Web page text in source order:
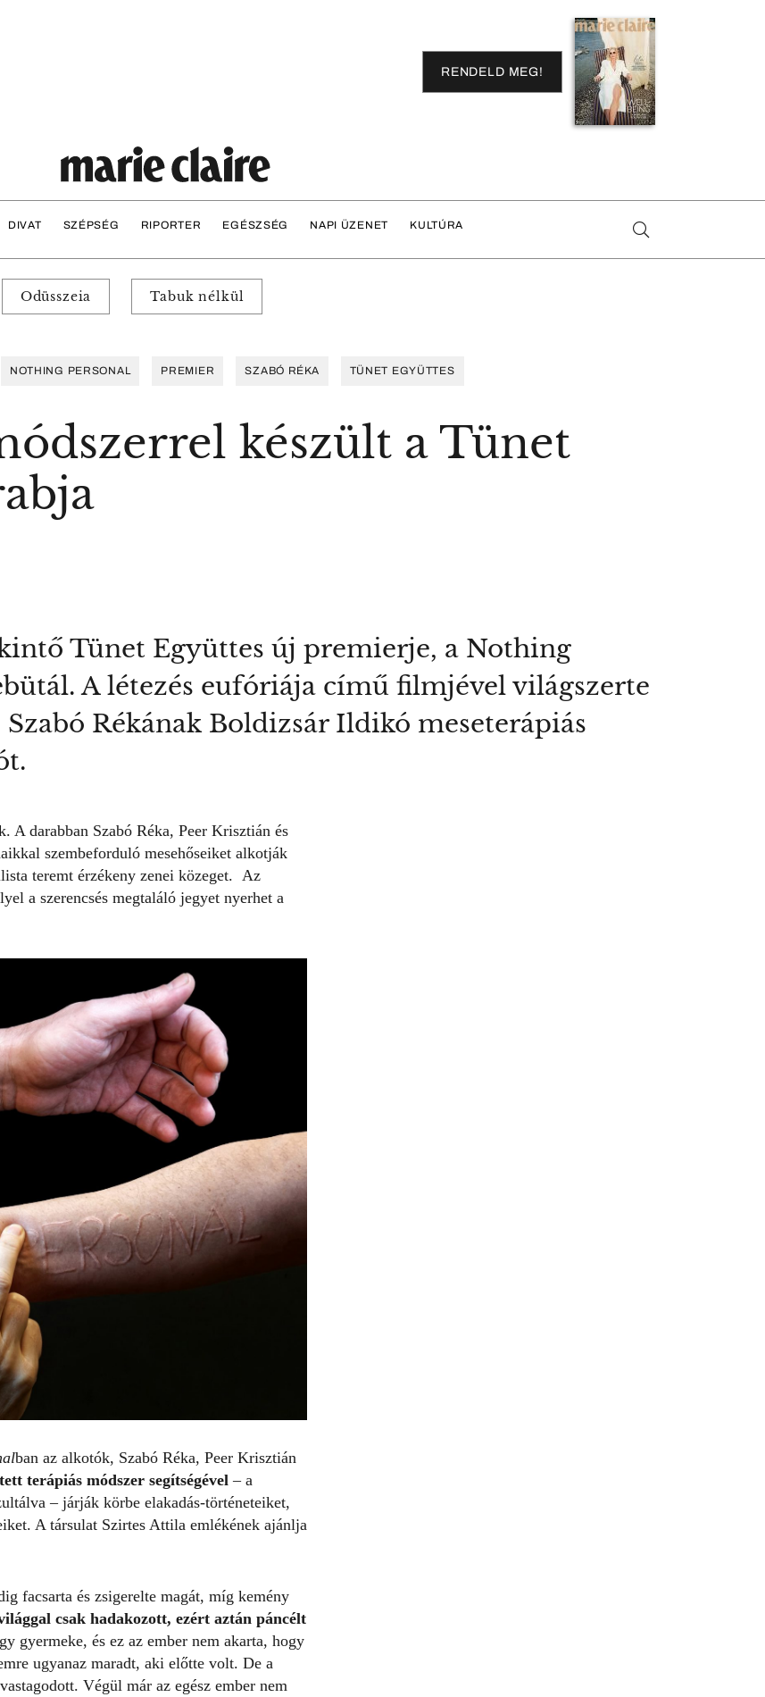
RENDELD MEG!
DIVAT SZÉPSÉG RIPORTER EGÉSZSÉG NAPI ÜZENET KULTÚRA
Odüsszeia Tabuk nélkül
NOTHING PERSONAL PREMIER SZABÓ RÉKA TÜNET EGYÜTTES
készült a Tünet
Tünet Együttes új premierje, a Nothing
A létezés eufóriája című filmjével világszerte
Rékának Boldizsár Ildikó meseterápiás
A darabban Szabó Réka, Peer Krisztián és
szembeforduló mesehőseiket alkotják
teremt érzékeny zenei közeget. Az
a szerencsés megtaláló jegyet nyerhet a
ban az alkotók, Szabó Réka, Peer Krisztián
terápiás módszer segítségével – a
– járják körbe elakadás-történeteiket,
A társulat Szirtes Attila emlékének ajánlja
facsarta és zsigerelte magát, míg kemény
csak hadakozott, ezért aztán páncélt
gyermeke, és ez az ember nem akarta, hogy
ugyanaz maradt, aki előtte volt. De a
Végül már az egész ember nem